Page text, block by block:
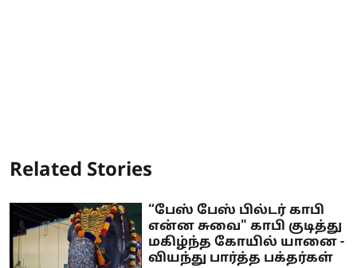
Related Stories
“பேஸ் பேஸ் பில்டர் காபி
என்ன சுவை" காபி குடித்து
மகிழ்ந்த கோயில் யானை -
வியந்து பார்த்த பக்தர்கள்